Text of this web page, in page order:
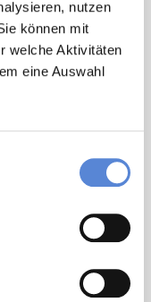
nutzen
können mit
welche Aktivitäten
eine Auswahl
über
meine
und
Im Übrigen
gelesen
Im Übrigen
gelesen